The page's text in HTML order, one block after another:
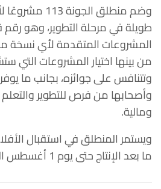
وضم منطلق
طويلة في مرحلة التطوير، وهو
المشروعات المتقدمة لأي نسخة
من بينها اختيار المشروعات التي
وتتنافس على جوائزه، بجانب ما
وأصحابها من فرص للتطوير
ومالية.
ويستمر المنطلق في استقبال
ما بعد الإنتاج حتى يوم 1 أغسطس المقبل.